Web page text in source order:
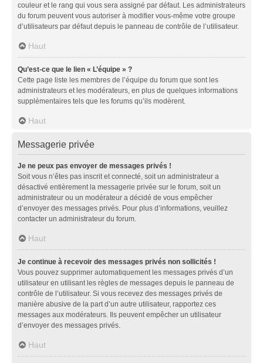
couleur et le rang qui vous sera assigné par défaut. Les administrateurs
du forum peuvent vous autoriser à modifier vous-même votre groupe
d’utilisateurs par défaut depuis le panneau de contrôle de l’utilisateur.
Haut
Qu’est-ce que le lien « L’équipe » ?
Cette page liste les membres de l’équipe du forum que sont les
administrateurs et les modérateurs, en plus de quelques informations
supplémentaires tels que les forums qu’ils modèrent.
Haut
Messagerie privée
Je ne peux pas envoyer de messages privés !
Soit vous n’êtes pas inscrit et connecté, soit un administrateur a
désactivé entièrement la messagerie privée sur le forum, soit un
administrateur ou un modérateur a décidé de vous empêcher
d’envoyer des messages privés. Pour plus d’informations, veuillez
contacter un administrateur du forum.
Haut
Je continue à recevoir des messages privés non sollicités !
Vous pouvez supprimer automatiquement les messages privés d’un
utilisateur en utilisant les règles de messages depuis le panneau de
contrôle de l’utilisateur. Si vous recevez des messages privés de
manière abusive de la part d’un autre utilisateur, rapportez ces
messages aux modérateurs. Ils peuvent empêcher un utilisateur
d’envoyer des messages privés.
Haut